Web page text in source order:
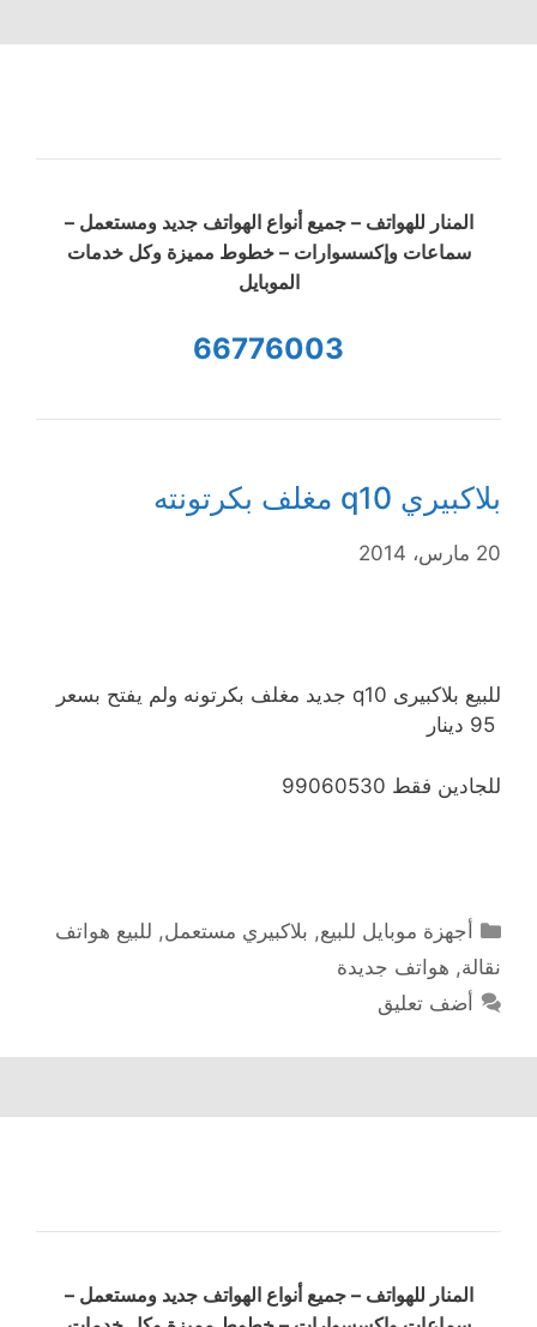
المنار للهواتف – جميع أنواع الهواتف جديد ومستعمل –
سماعات وإكسسوارات – خطوط مميزة وكل خدمات
الموبايل
66776003
بلاكبيري q10 مغلف بكرتونته
20 مارس، 2014
للبيع بلاكبيرى q10 جديد مغلف بكرتونه ولم يفتح بسعر
للجادين فقط 99060530
التصنيفات
أجهزة موبايل للبيع, بلاكبيري مستعمل, للبيع هواتف
نقالة, هواتف جديدة
أضف تعليق
المنار للهواتف – جميع أنواع الهواتف جديد ومستعمل –